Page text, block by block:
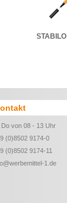
Do von 08 - 13 Uhr
(0)8502 9174-0
(0)8502 9174-11
1.de